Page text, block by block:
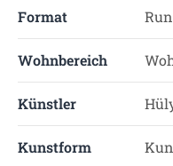
Format
Wohnbereich
Künstler
Kunstform